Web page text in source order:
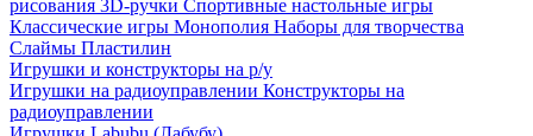
рисования 3D-ручки Спортивные настольные игры
Классические игры Монополия Наборы для творчества
Слаймы Пластилин
Игрушки и конструкторы на р/у
Игрушки на радиоуправлении Конструкторы на
радиоуправлении